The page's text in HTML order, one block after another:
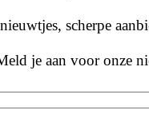
scherpe
je aan voor onze